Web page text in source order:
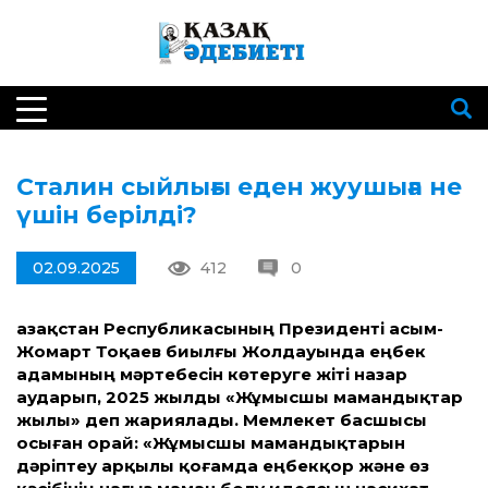
Сталин сыйлығы еден жуушыға не
үшін берілді?
02.09.2025 412 0
азақ­стан Республикасының Президенті Қасым-
Жомарт Тоқаев биылғы Жолдауында еңбек
адамының мәртебесін көтеруге жіті назар
аударып, 2025 жылды «Жұмысшы мамандықтар
жылы» деп жариялады. Мемлекет басшысы
осыған орай: «Жұмысшы мамандықтарын
дәріптеу арқылы қоғамда еңбекқор және өз